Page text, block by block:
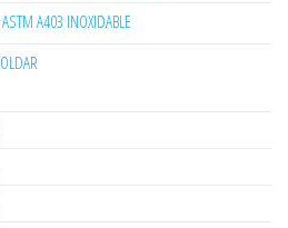
A403 INOXIDABLE